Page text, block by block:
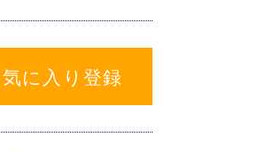
に入り登録